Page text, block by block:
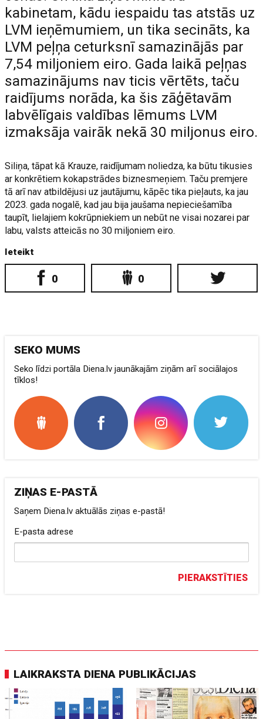
kabinetam, kādu iespaidu tas atstās uz
LVM ieņēmumiem, un tika secināts, ka
LVM peļņa ceturksnī samazinājās par
7,54 miljoniem eiro. Gada laikā peļņas
samazinājums nav ticis vērtēts, taču
raidījums norāda, ka šis zāģētavām
labvēlīgais valdības lēmums LVM
izmaksāja vairāk nekā 30 miljonus eiro.
Siliņa, tāpat kā Krauze, raidījumam noliedza, ka būtu tikusies
ar konkrētiem kokapstrādes biznesmeņiem. Taču premjere
tā arī nav atbildējusi uz jautājumu, kāpēc tika pieļauts, ka jau
2023. gada nogalē, kad jau bija jaušama nepieciešamība
taupīt, lielajiem kokrūpniekiem un nebūt ne visai nozarei par
labu, valsts atteicās no 30 miljoniem eiro.
Ieteikt
0 0
SEKO MUMS
Seko līdzi portāla Diena.lv jaunākajām ziņām arī sociālajos
tīklos!
ZIŅAS E-PASTĀ
Saņem Diena.lv aktuālās ziņas e-pastā!
E-pasta adrese
PIERAKSTĪTIES
LAIKRAKSTA DIENA PUBLIKĀCIJAS